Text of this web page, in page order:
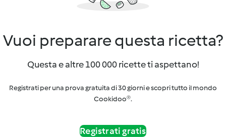
Vuoi preparare questa ricetta?
Questa e altre 100 000 ricette ti aspettano!
Registrati per una prova gratuita di 30 giorni e scopri tutto il mondo
Cookidoo®.
Registrati gratis